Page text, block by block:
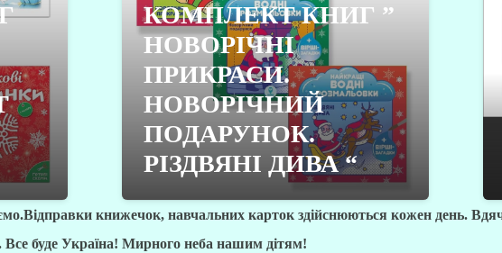
КОМПЛЕКТ КНИГ ”
НОВОРІЧНІ
ПРИКРАСИ.
НОВОРІЧНИЙ
ПОДАРУНОК.
РІЗДВЯНІ ДИВА “
книжечок, навчальних карток здійснюються кожен день.
буде Україна! Мирного неба нашим дітям!